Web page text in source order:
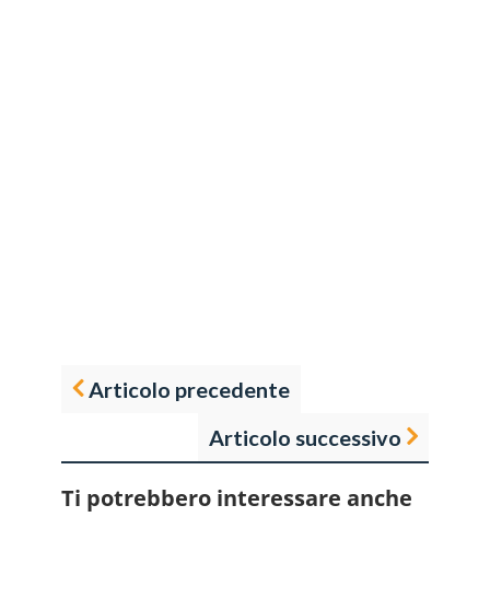
Articolo precedente
Articolo successivo
Ti potrebbero interessare anche